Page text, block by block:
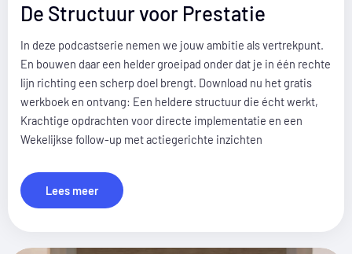
De Structuur voor Prestatie
In deze podcastserie nemen we jouw ambitie als vertrekpunt.
En bouwen daar een helder groeipad onder dat je in één rechte
lijn richting een scherp doel brengt. Download nu het gratis
werkboek en ontvang: Een heldere structuur die écht werkt,
Krachtige opdrachten voor directe implementatie en een
Wekelijkse follow-up met actiegerichte inzichten
Lees meer